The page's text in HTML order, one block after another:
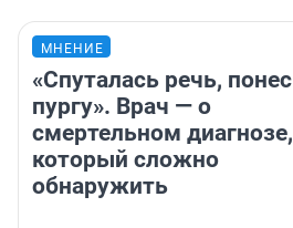
МНЕНИЕ
«Спуталась речь, понес
пургу». Врач — о
смертельном диагнозе,
который сложно
обнаружить